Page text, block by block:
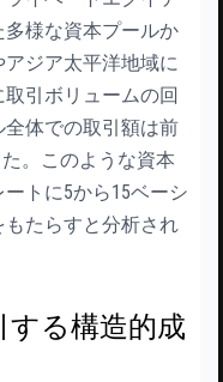
様な資本プールか
ジア太平洋地域に
引ボリュームの回
体での取引額は前
。このような資本
トに5から15ベーシ
たらすと分析され
する構造的成